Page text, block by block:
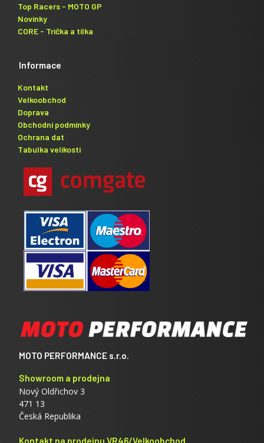
Top Racers - MOTO GP
Novinky
CORE - Trička a tílka
Informace
Kontakt
Velkoobchod
Doprava
Obchodní podmínky
Ochrana dat
Tabulka velikosti
MOTO PERFORMANCE s.r.o.
Showroom a prodejna
Nový Oldřichov 3
471 13
Česká Republika
Kontakt na prodejnu VR46/Velkoobchod